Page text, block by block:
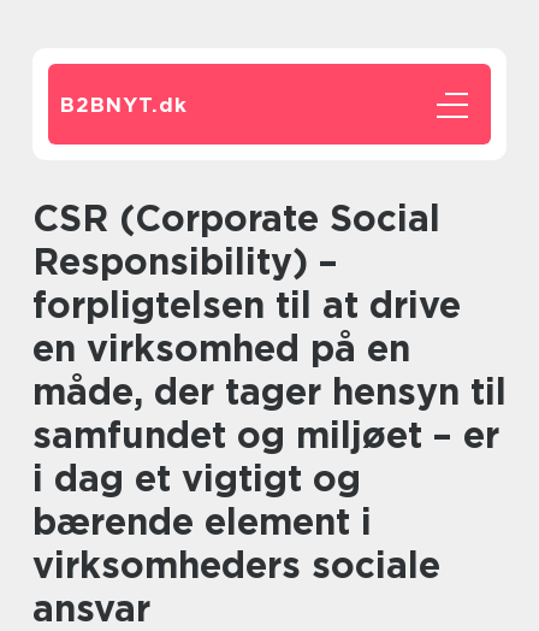
B2BNYT.dk
CSR (Corporate Social
Responsibility) –
forpligtelsen til at drive
en virksomhed på en
måde, der tager hensyn til
samfundet og miljøet – er
i dag et vigtigt og
bærende element i
virksomheders sociale
ansvar